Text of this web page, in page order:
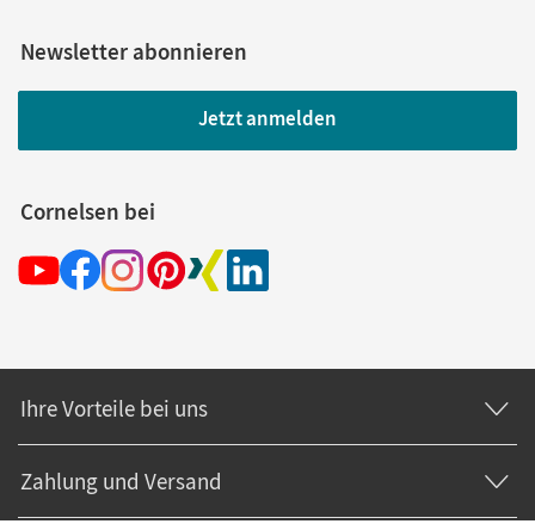
Newsletter abonnieren
Jetzt anmelden
Cornelsen bei
Ihre Vorteile bei uns
Zahlung und Versand